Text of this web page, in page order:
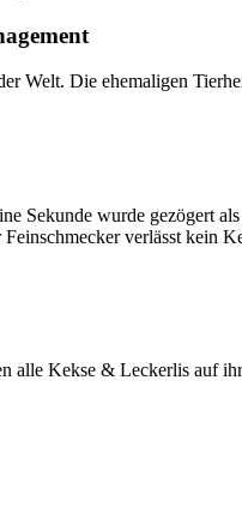
Welt. Die ehemaligen
Sekunde wurde gezögert
verlässt kein
alle Kekse & Leckerlis auf